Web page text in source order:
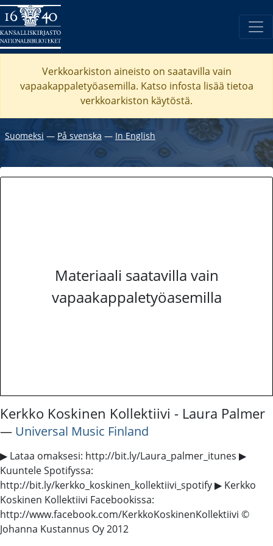
Verkkoarkiston aineisto on saatavilla vain
vapaakappaletyöasemilla. Katso infosta lisää tietoa
verkkoarkiston käytöstä.
Suomeksi ― På svenska ― In English
Materiaali saatavilla vain
vapaakappaletyöasemilla
Kerkko Koskinen Kollektiivi - Laura Palmer
― Universal Music Finland
▶ Lataa omaksesi: http://bit.ly/Laura_palmer_itunes ▶
Kuuntele Spotifyssa:
http://bit.ly/kerkko_koskinen_kollektiivi_spotify ▶ Kerkko
Koskinen Kollektiivi Facebookissa:
http://www.facebook.com/KerkkoKoskinenKollektiivi ©
Johanna Kustannus Oy 2012